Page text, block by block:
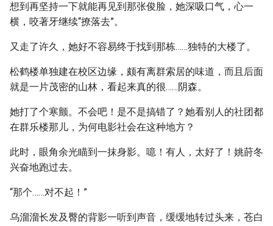
想到再坚持一下就能再见到那张俊脸，她深吸口气，心一
横，咬著牙继续“撩落去”。
又走了许久，她好不容易终于找到那栋……独特的大楼了。
松鹤楼单独建在校区边缘，颇有离群索居的味道，而且后面
就是一片茂密的山林，看起来真的很……阴森。
她打了个寒颤。不会吧！是不是搞错了？她看别人的社团都
在群乐楼那儿，为何电影社会在这种地方？
此时，眼角余光瞄到一抹身影。噫！有人，太好了！姚莳冬
兴奋地跑过去。
“那个……对不起！”
乌溜溜长发及臀的背影一听到声音，缓缓地转过头来，苍白